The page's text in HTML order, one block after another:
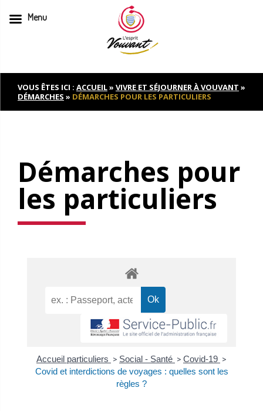
to
contentVOUS ÊTES ICI : ACCUEIL» VIVRE ET SÉJOURNER À VOUVANT »
DÉMARCHES » DÉMARCHES POUR LES PARTICULIERS
Démarches pour
les particuliers
Accueil particuliers > Social - Santé > Covid-19 >
Covid et interdictions de voyages : quelles sont les
règles ?
Menu